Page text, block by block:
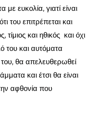
ευκολία, γιατί είναι
του επιτρέπεται και
και ηθικός και όχι
του και αυτόματα
θα απελευθερωθεί
και έτσι θα είναι
αφθονία που